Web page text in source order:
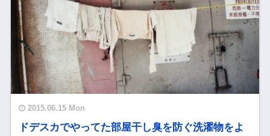
2015.06.15 Mon
ドデスカでやってた部屋干し臭を防ぐ洗濯物をよ